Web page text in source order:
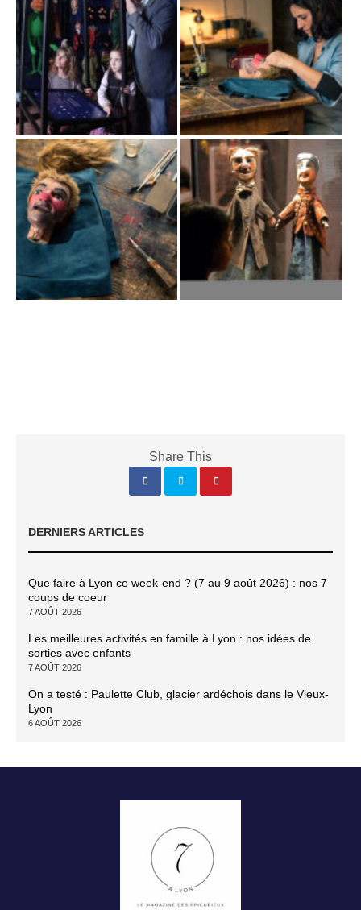
Share This
DERNIERS ARTICLES
Que faire à Lyon ce week-end ? (7 au 9 août 2026) : nos 7
coups de coeur
7 AOÛT 2026
Les meilleures activités en famille à Lyon : nos idées de
sorties avec enfants
7 AOÛT 2026
On a testé : Paulette Club, glacier ardéchois dans le Vieux-
Lyon
6 AOÛT 2026